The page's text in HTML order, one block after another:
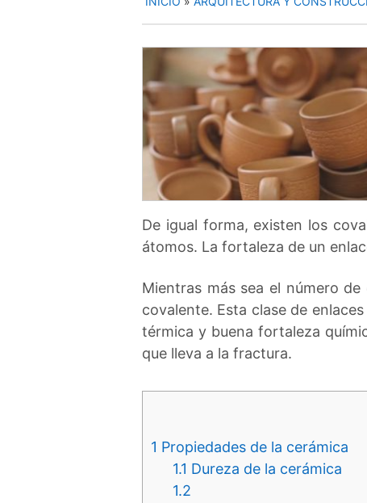
De igual forma, existen los
átomos. La fortaleza de un
Mientras más sea el número
covalente. Esta clase de
térmica y buena fortaleza
que lleva a la fractura.
1 Propiedades de la cerámica
1.1 Dureza de la cerámica
1.2